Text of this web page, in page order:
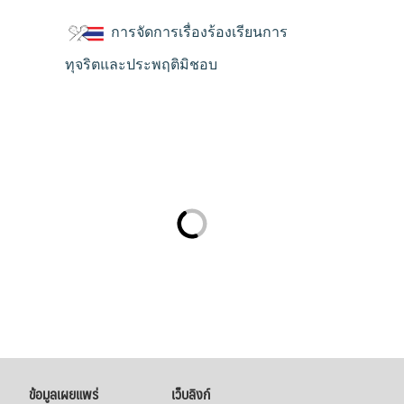
การจัดการเรื่องร้องเรียนการ
ทุจริตและประพฤติมิชอบ
ข้อมูลเผยแพร่ เว็บลิงก์